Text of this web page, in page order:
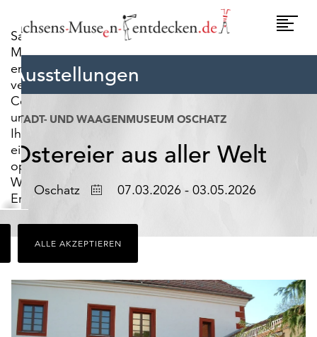
Sachsens-
Museen-
entdecken.de
verwendet
Cookies,
um
Ihnen
ein
optimales
Webseiten-
Erlebnis
zu
bieten.
Dazu
zählen
Cookies,
die
für
den
ALLE AKZEPTIEREN
Ausstellungen
STADT- UND WAAGENMUSEUM OSCHATZ
Ostereier aus aller Welt
Ort Oschatz Datum07.03.2026 - 03.05.2026